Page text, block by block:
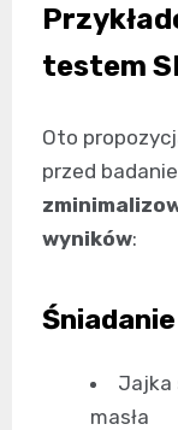
testem
Oto
przed
wyników:
Śniadanie
Jajka
masła